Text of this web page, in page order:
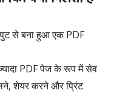
से बना हुआ एक PDF
PDF पेज के रूप में सेव
शेयर करने और प्रिंट